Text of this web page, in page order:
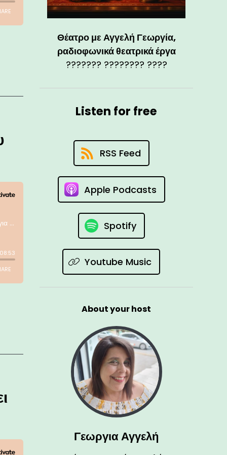
Θέατρο με Αγγελή Γεωργία,
ραδιοφωνικά θεατρικά έργα
??????? ???????? ????
Listen for free
RSS Feed
Apple Podcasts
Spotify
Youtube Music
About your host
Γεωργια Αγγελή